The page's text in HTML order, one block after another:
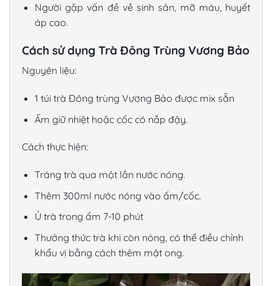
Người gặp vấn đề về sinh sản, mỡ máu, huyết
áp cao.
Cách sử dụng Trà Đông Trùng Vương Bảo
Nguyên liệu:
1 túi trà Đông trùng Vương Bảo được mix sẵn
Ấm giữ nhiệt hoặc cốc có nắp đậy.
Cách thực hiện:
Tráng trà qua một lần nước nóng.
Thêm 300ml nước nóng vào ấm/cốc.
Ủ trà trong ấm 7-10 phút
Thưởng thức trà khi còn nóng, có thể điều chỉnh
khẩu vị bằng cách thêm mật ong.